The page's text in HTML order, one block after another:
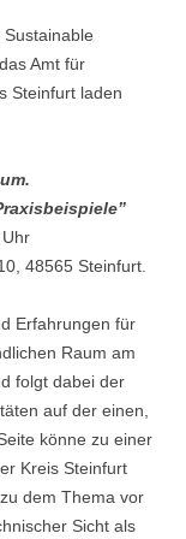
Amt für
Steinfurt laden
48565 Steinfurt.
Erfahrungen für
Raum am
folgt dabei der
auf der einen,
könne zu einer
Kreis Steinfurt
dem Thema vor
Sicht als